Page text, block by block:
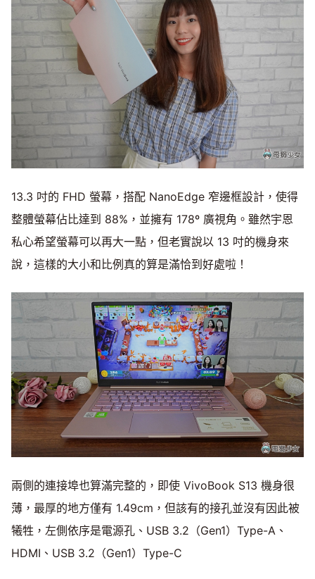
13.3 吋的 FHD 螢幕，搭配 NanoEdge 窄邊框設計，使得
整體螢幕佔比達到 88%，並擁有 178º 廣視角。雖然宇恩
私心希望螢幕可以再大一點，但老實說以 13 吋的機身來
說，這樣的大小和比例真的算是滿恰到好處啦！
兩側的連接埠也算滿完整的，即使 VivoBook S13 機身很
薄，最厚的地方僅有 1.49cm，但該有的接孔並沒有因此被
犧牲，左側依序是電源孔、USB 3.2（Gen1）Type-A、
HDMI、USB 3.2（Gen1）Type-C